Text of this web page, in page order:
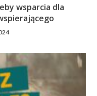
wsparcia dla